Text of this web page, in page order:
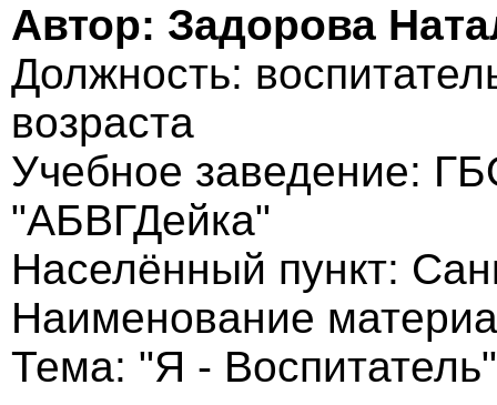
Автор: Задорова
Должность:
возраста
Учебное заведение:
"АБВГДейка"
Населённый пункт:
Наименование
Тема: "Я - Воспитатель"